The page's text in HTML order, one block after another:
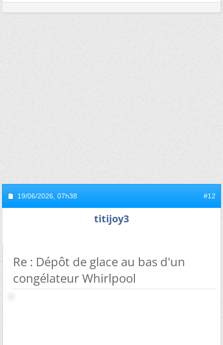
19/06/2026, 07h38 #12
titijoy3
Re : Dépôt de glace au bas d'un
congélateur Whirlpool